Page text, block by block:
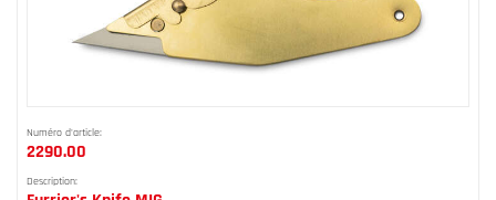
Numéro d'article:
2290.00
Description: